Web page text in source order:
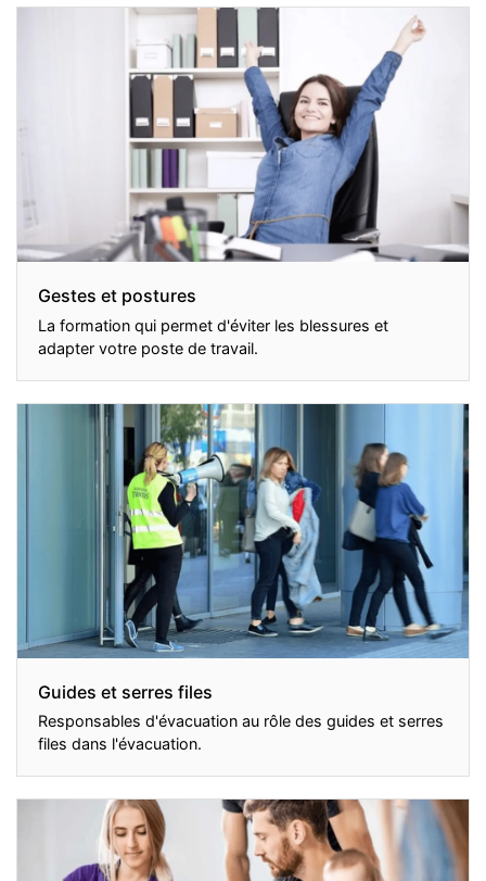
Gestes et postures
La formation qui permet d'éviter les blessures et
adapter votre poste de travail.
Guides et serres files
Responsables d'évacuation au rôle des guides et serres
files dans l'évacuation.